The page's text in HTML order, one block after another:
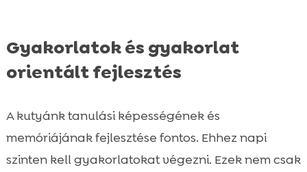
Gyakorlatok és gyakorlat
orientált fejlesztés
A kutyánk tanulási képességének és
memóriájának fejlesztése fontos. Ehhez napi
szinten kell gyakorlatokat végezni. Ezek nem csak